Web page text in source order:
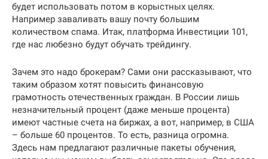
будет использовать потом в корыстных целях.
Например заваливать вашу почту большим
количеством спама. Итак, платформа Инвестиции 101,
где нас любезно будут обучать трейдингу.
Зачем это надо брокерам? Сами они рассказывают, что
таким образом хотят повысить финансовую
грамотность отечественных граждан. В России лишь
незначительный процент (даже меньше процента)
имеют частные счета на биржах, а вот, например, в США
– больше 60 процентов. То есть, разница огромна.
Здесь нам предлагают различные пакеты обучения,